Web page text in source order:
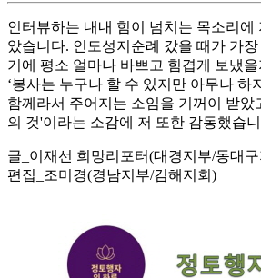
인터뷰하는 내내 힘이 넘치는 목소리에
았습니다. 인도성지순례 갔을 때가 가
기에 평소 얼마나 바쁘고 힘겹게 보냈
‘봉사는 누구나 할 수 있지만 아무나 하
함께라서 주어지는 소임을 기꺼이 받았
의 것'이라는 소감에 저 또한 감동했습
글_이재선 희망리포터(대경지부/동대
편집_조미경(경남지부/김해지회)